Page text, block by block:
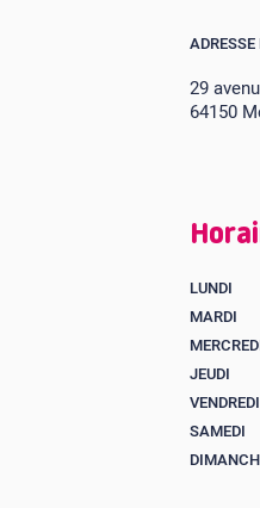
29
64150
LUNDI
MARDI
JEUDI
VENDREDI
SAMEDI